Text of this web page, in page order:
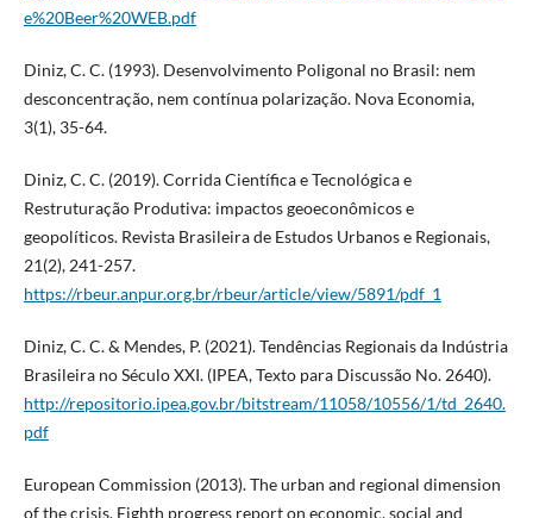
e%20Beer%20WEB.pdf
Diniz, C. C. (1993). Desenvolvimento Poligonal no Brasil: nem
desconcentração, nem contínua polarização. Nova Economia,
3(1), 35-64.
Diniz, C. C. (2019). Corrida Científica e Tecnológica e
Restruturação Produtiva: impactos geoeconômicos e
geopolíticos. Revista Brasileira de Estudos Urbanos e Regionais,
21(2), 241-257.
https://rbeur.anpur.org.br/rbeur/article/view/5891/pdf_1
Diniz, C. C. & Mendes, P. (2021). Tendências Regionais da Indústria
Brasileira no Século XXI. (IPEA, Texto para Discussão No. 2640).
http://repositorio.ipea.gov.br/bitstream/11058/10556/1/td_2640.
pdf
European Commission (2013). The urban and regional dimension
of the crisis. Eighth progress report on economic, social and